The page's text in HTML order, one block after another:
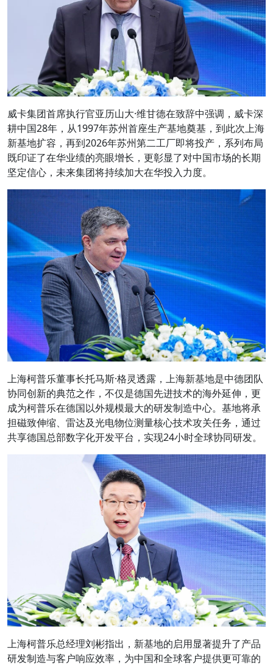
威卡集团首席执行官亚历山大·维甘德在致辞中强调，威卡深
耕中国28年，从1997年苏州首座生产基地奠基，到此次上海
新基地扩容，再到2026年苏州第二工厂即将投产，系列布局
既印证了在华业绩的亮眼增长，更彰显了对中国市场的长期
坚定信心，未来集团将持续加大在华投入力度。
上海柯普乐董事长托马斯·格灵透露，上海新基地是中德团队
协同创新的典范之作，不仅是德国先进技术的海外延伸，更
成为柯普乐在德国以外规模最大的研发制造中心。基地将承
担磁致伸缩、雷达及光电物位测量核心技术攻关任务，通过
共享德国总部数字化开发平台，实现24小时全球协同研发。
上海柯普乐总经理刘彬指出，新基地的启用显著提升了产品
研发制造与客户响应效率，为中国和全球客户提供更可靠的